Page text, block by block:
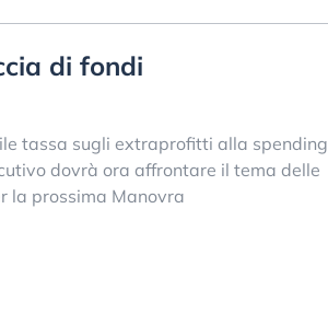
di fondi
tassa sugli extraprofitti alla spending
dovrà ora affrontare il tema delle
la prossima Manovra